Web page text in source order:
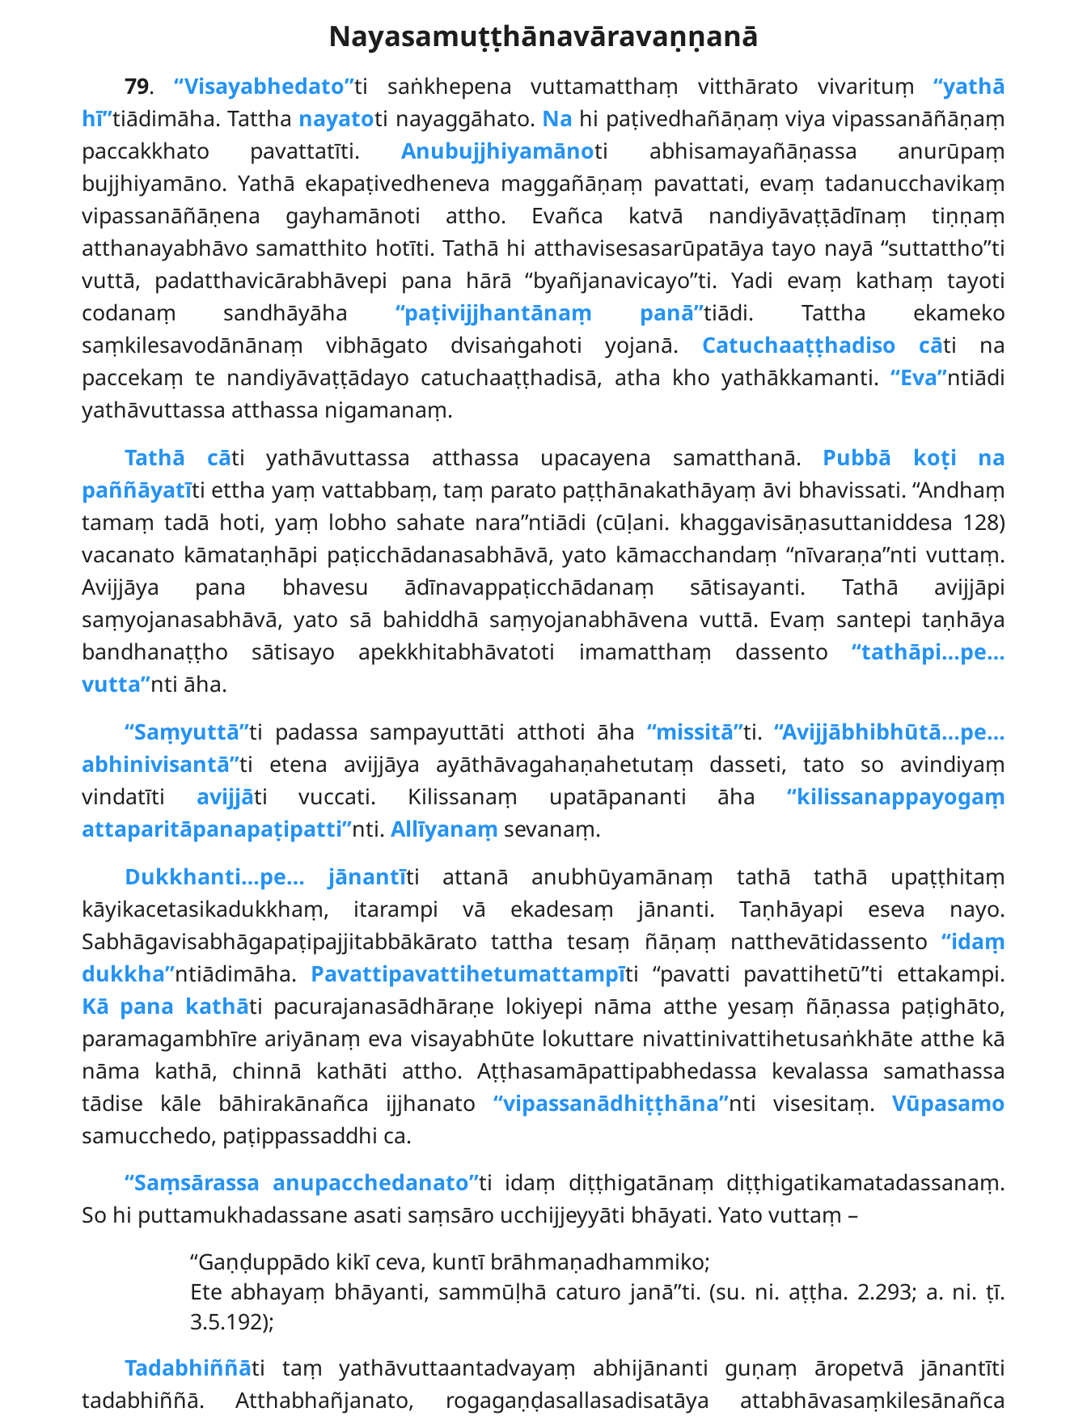
Nayasamuṭṭhānavāravaṇṇanā
79. ‘‘Visayabhedato’’ti saṅkhepena vuttamatthaṃ vitthārato vivarituṃ‘‘yathā
hī’’tiādimāha. Tattha nayatoti nayaggāhato. Na hi paṭivedhañāṇaṃ viya vipassanāñāṇaṃ
paccakkhato pavattatīti. Anubujjhiyamānoti abhisamayañāṇassa anurūpaṃ
bujjhiyamāno. Yathā ekapaṭivedheneva maggañāṇaṃ pavattati, evaṃ tadanucchavikaṃ
vipassanāñāṇena gayhamānoti attho. Evañca katvā nandiyāvaṭṭādīnaṃ tiṇṇaṃ
atthanayabhāvo samatthito hotīti. Tathā hi atthavisesasarūpatāya tayo nayā ‘‘suttattho’’ti
vuttā, padatthavicārabhāvepi pana hārā ‘‘byañjanavicayo’’ti. Yadi evaṃ kathaṃ tayoti
codanaṃ sandhāyāha‘‘paṭivijjhantānaṃ panā’’tiādi. Tattha ekameko
saṃkilesavodānānaṃ vibhāgato dvisaṅgahoti yojanā. Catuchaaṭṭhadiso cāti na
paccekaṃ te nandiyāvaṭṭādayo catuchaaṭṭhadisā, atha kho yathākkamanti.‘‘Eva’’ntiādi
yathāvuttassa atthassa nigamanaṃ.
Tathā cāti yathāvuttassa atthassa upacayena samatthanā. Pubbā koṭi na
paññāyatīti ettha yaṃ vattabbaṃ, taṃ parato paṭṭhānakathāyaṃ āvi bhavissati. ‘‘Andhaṃ
tamaṃ tadā hoti, yaṃ lobho sahate nara’’ntiādi (cūḷani. khaggavisāṇasuttaniddesa 128)
vacanato kāmataṇhāpi paṭicchādanasabhāvā, yato kāmacchandaṃ ‘‘nīvaraṇa’’nti vuttaṃ.
Avijjāya pana bhavesu ādīnavappaṭicchādanaṃ sātisayanti. Tathā avijjāpi
saṃyojanasabhāvā, yato sā bahiddhā saṃyojanabhāvena vuttā. Evaṃ santepi taṇhāya
bandhanaṭṭho sātisayo apekkhitabhāvatoti imamatthaṃ dassento‘‘tathāpi…pe…
vutta’’nti āha.
‘‘Saṃyuttā’’ti padassa sampayuttāti atthoti āha ‘‘missitā’’ti.‘‘Avijjābhibhūtā…pe…
abhinivisantā’’ti etena avijjāya ayāthāvagahaṇahetutaṃ dasseti, tato so avindiyaṃ
vindatīti avijjāti vuccati. Kilissanaṃ upatāpananti āha‘‘kilissanappayogaṃ
attaparitāpanapaṭipatti’’nti. Allīyanaṃ sevanaṃ.
Dukkhanti…pe… jānantīti attanā anubhūyamānaṃ tathā tathā upaṭṭhitaṃ
kāyikacetasikadukkhaṃ, itarampi vā ekadesaṃ jānanti. Taṇhāyapi eseva nayo.
Sabhāgavisabhāgapaṭipajjitabbākārato tattha tesaṃ ñāṇaṃ natthevātidassento‘‘idaṃ
dukkha’’ntiādimāha. Pavattipavattihetumattampīti ‘‘pavatti pavattihetū’’ti ettakampi.
Kā pana kathāti pacurajanasādhāraṇe lokiyepi nāma atthe yesaṃ ñāṇassa paṭighāto,
paramagambhīre ariyānaṃ eva visayabhūte lokuttare nivattinivattihetusaṅkhāte atthe kā
nāma kathā, chinnā kathāti attho. Aṭṭhasamāpattipabhedassa kevalassa samathassa
tādise kāle bāhirakānañca ijjhanato ‘‘vipassanādhiṭṭhāna’’nti visesitaṃ.Vūpasamo
samucchedo, paṭippassaddhi ca.
‘‘Saṃsārassa anupacchedanato’’ti idaṃ diṭṭhigatānaṃ diṭṭhigatikamatadassanaṃ.
So hi puttamukhadassane asati saṃsāro ucchijjeyyāti bhāyati. Yato vuttaṃ –
‘‘Gaṇḍuppādo kikī ceva, kuntī brāhmaṇadhammiko;
Ete abhayaṃ bhāyanti, sammūḷhā caturo janā’’ti. (su. ni. aṭṭha. 2.293; a. ni. ṭī.
3.5.192);
Tadabhiññāti taṃ yathāvuttaantadvayaṃ abhijānanti guṇaṃ āropetvā jānantīti
tadabhiññā. Atthabhañjanato, rogagaṇḍasallasadisatāya attabhāvasaṃkilesānañca